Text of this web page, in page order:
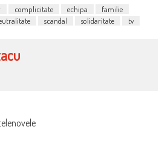
complicitate echipa
familie
scandal solidaritate tv